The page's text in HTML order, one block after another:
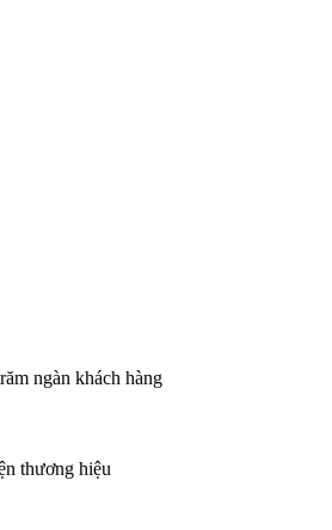
ngàn khách hàng
thương hiệu